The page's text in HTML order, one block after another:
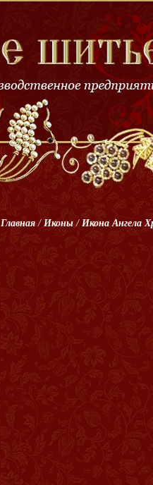
Главная / Иконы / Икона Ангела